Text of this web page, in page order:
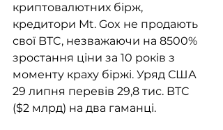
криптовалютних бірж,
кредитори Mt. Gox не продають
свої BTC, незважаючи на 8500%
зростання ціни за 10 років з
моменту краху біржі. Уряд США
29 липня перевів 29,8 тис. BTC
($2 млрд) на два гаманці.